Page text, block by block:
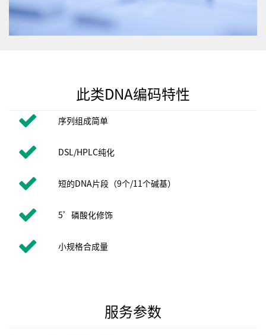
此类DNA编码特性
序列组成简单
DSL/HPLC纯化
短的DNA片段（9个/11个碱基）
5’磷酸化修饰
小规格合成量
服务参数